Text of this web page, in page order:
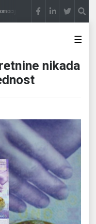
potencijal pretvara u destinaciju
☰
nikada